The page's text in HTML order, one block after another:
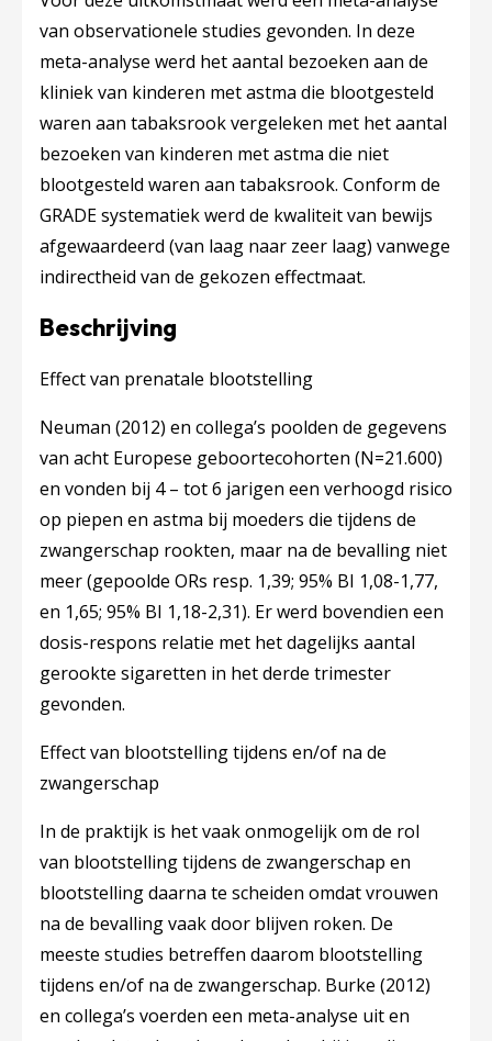
van observationele studies gevonden. In deze
meta-analyse werd het aantal bezoeken aan de
kliniek van kinderen met astma die blootgesteld
waren aan tabaksrook vergeleken met het aantal
bezoeken van kinderen met astma die niet
blootgesteld waren aan tabaksrook. Conform de
GRADE systematiek werd de kwaliteit van bewijs
afgewaardeerd (van laag naar zeer laag) vanwege
indirectheid van de gekozen effectmaat.
Beschrijving
Effect van prenatale blootstelling
Neuman (2012) en collega’s poolden de gegevens
van acht Europese geboortecohorten (N=21.600)
en vonden bij 4 – tot 6 jarigen een verhoogd risico
op piepen en astma bij moeders die tijdens de
zwangerschap rookten, maar na de bevalling niet
meer (gepoolde ORs resp. 1,39; 95% BI 1,08-1,77,
en 1,65; 95% BI 1,18-2,31). Er werd bovendien een
dosis-respons relatie met het dagelijks aantal
gerookte sigaretten in het derde trimester
gevonden.
Effect van blootstelling tijdens en/of na de
zwangerschap
In de praktijk is het vaak onmogelijk om de rol
van blootstelling tijdens de zwangerschap en
blootstelling daarna te scheiden omdat vrouwen
na de bevalling vaak door blijven roken. De
meeste studies betreffen daarom blootstelling
tijdens en/of na de zwangerschap. Burke (2012)
en collega’s voerden een meta-analyse uit en